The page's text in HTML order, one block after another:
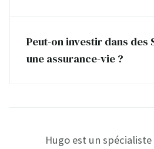
Peut-on investir dans des
une assurance-vie ?
Hugo est un